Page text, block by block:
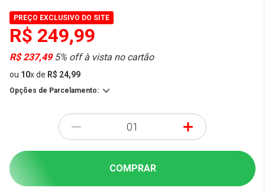
PREÇO EXCLUSIVO DO SITE
R$ 249,99
R$ 237,495% off à vista no cartão
ou 10xde R$ 24,99
Opções de Parcelamento:
- +
COMPRAR